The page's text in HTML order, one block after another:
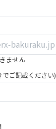
ません
ご記載ください)